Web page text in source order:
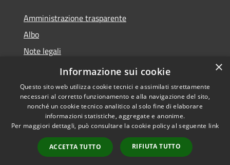
Amministrazione trasparente
Albo
Note legali
Dichiarazione di accessibilità
Accessibilità
Copyright © 2026 • Città di
Brugherio • Powered by
Municipium•
Accesso
redazione
×
Informazione sui cookie
Questo sito web utilizza cookie tecnici e assimilati strettamente
necessari al corretto funzionamento e alla navigazione del sito,
nonché un cookie tecnico analitico al solo fine di elaborare
informazioni statistiche, aggregate e anonime.
Per maggiori dettagli, può consultare la cookie policy al seguente link
ACCETTA TUTTO RIFIUTA TUTTO